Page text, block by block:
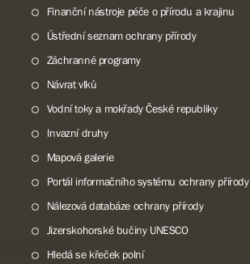
Finanční nástroje péče o přírodu a krajinu
Ústřední seznam ochrany přírody
Záchranné programy
Návrat vlků
Vodní toky a mokřady České republiky
Invazní druhy
Mapová galerie
Portál informačního systému ochrany přírody
Nálezová databáze ochrany přírody
Jizerskohorské bučiny UNESCO
Hledá se křeček polní